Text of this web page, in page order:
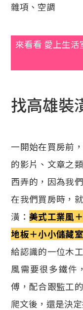
雜項、空調
來看看 愛上生
找高雄裝
一開始在買房前
的影片、文章之
西弄的，因為我
在我們買房時，
潢：美式工業風
地板＋小小儲藏室
給認識的一位木
風需要很多鐵件
傅，配合跟監工
爬文後，還是決